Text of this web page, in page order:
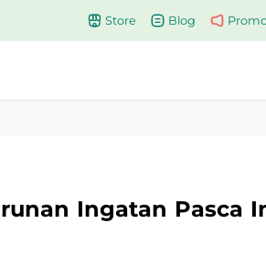
Store Blog
Ingatan Pasca